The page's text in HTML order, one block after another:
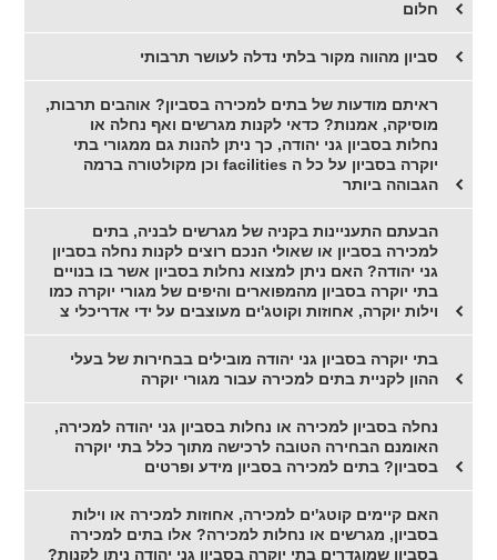
חלום
סביון מהווה מקור בלתי נדלה לעושר תרבותי
ראיתם מודעות של בתים למכירה בסביון? אוהבים תרבות,
מוסיקה, אמנות? כדאי לקנות מגרשים ואף נחלה או
נחלות בסביון גני יהודה, כך ניתן להנות גם ממגורי בתי
יוקרה בסביון על כל ה facilities וכן מקולטורה ברמה
הגבוהה ביותר
הבעתם התעניינות בקניה של מגרשים לבניה, בתים
למכירה בסביון או שאולי הנכם רוצים לקנות נחלה בסביון
גני יהודה? האם ניתן למצוא נחלות בסביון אשר בו בנויים
בתי יוקרה בסביון מהמפוארים והיפים של מגורי יוקרה כמו
וילות יוקרה, אחוזות וקוטג'ים מעוצבים על ידי אדריכלי צ
בתי יוקרה בסביון גני יהודה מובילים בבחירות של בעלי
ההון לקניית בתים למכירה עבור מגורי יוקרה
נחלה בסביון למכירה או נחלות בסביון גני יהודה למכירה,
האומנם הבחירה הטובה לרכישה מתוך כלל בתי יוקרה
בסביון? בתים למכירה בסביון מידע ופרטים
האם קיימים קוטג'ים למכירה, אחוזות למכירה או וילות
בסביון, מגרשים או נחלות למכירה? אלו בתים למכירה
בסביון שמוגדרים בתי יוקרה בסביון גני יהודה ניתן לקנות?